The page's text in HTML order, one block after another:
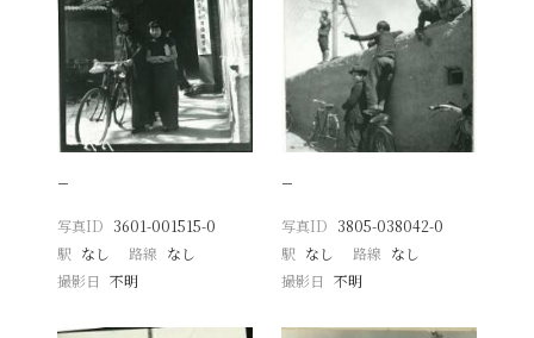
−
写真ID 3601-001515-0
駅 なし 路線 なし
撮影日
不明
−
写真ID 3805-038042-0
駅 なし 路線 なし
撮影日 不明